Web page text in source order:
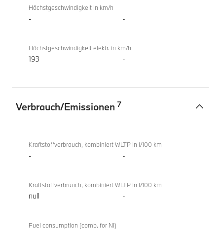
Höchstgeschwindigkeit in km/h
- -
Höchstgeschwindigkeit elektr. in km/h
193 -
Verbrauch/Emissionen 7
eDrive40
Berline
Kraftstoffverbrauch, kombiniert WLTP in l/100 km
- -
Kraftstoffverbrauch, kombiniert WLTP in l/100 km
null -
Fuel consumption (comb. for NI)